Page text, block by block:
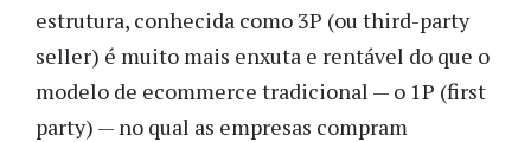
estrutura, conhecida como 3P (ou third-party
seller) é muito mais enxuta e rentável do que o
modelo de ecommerce tradicional — o 1P (first
party) — no qual as empresas compram